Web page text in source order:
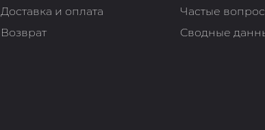
Доставка и оплата
Возврат
Частые
Сводные